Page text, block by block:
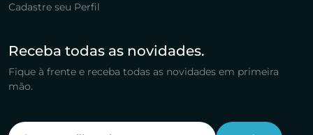
Cadastre seu Perfil
Receba todas as novidades.
Fique à frente e receba todas as novidades em primeira
mão.